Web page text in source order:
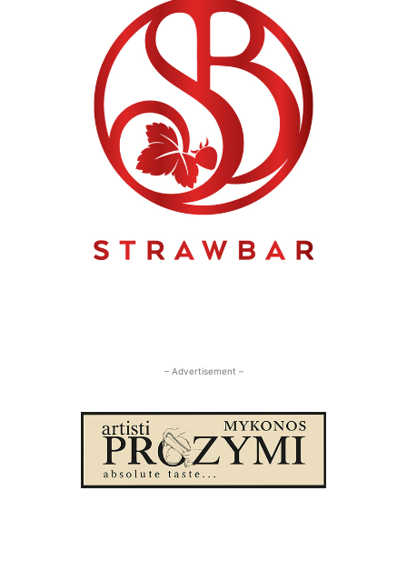
– Advertisement –